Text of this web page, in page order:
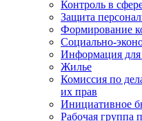
Контроль в
Защита
Формирование
Социально-
Информация
Жилье
Комиссия по
их прав
Инициативное
Рабочая группа